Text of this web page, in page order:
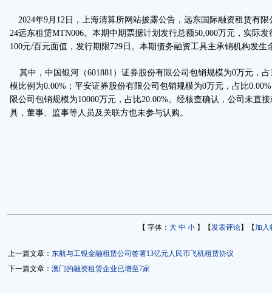
2024年9月12日，上海清算所网站披露公告，远东国际融资租赁有限
24远东租赁MTN006。本期中期票据计划发行总额50,000万元，实际
100元/百元面值，发行期限729日。本期债务融资工具主承销机构发生
其中，中国银河（601881）证券股份有限公司包销规模为0万元，
模比例为0.00%；平安证券股份有限公司包销规模为0万元，占比
限公司包销规模为10000万元，占比20.00%。经核查确认，公司未直
具，董事、监事等人员及关联方也未参与认购。
【 字体： 大 中 小 】【发表评论】【加入
上一篇文章： 东航与工银金融租赁公司签署13亿元人民币飞机租赁协议
下一篇文章： 澳门的融资租赁企业已增至7家